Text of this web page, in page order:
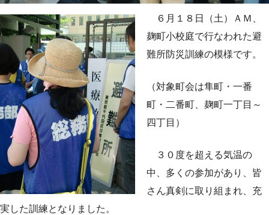
６月１８日（土）ＡＭ、
麹町小校庭で行なわれた避
難所防災訓練の模様です。
（対象町会は隼町・一番
町・二番町、麹町一丁目～
四丁目）
３０度を超える気温の
中、多くの参加があり、皆
さん真剣に取り組まれ、充
実した訓練となりました。